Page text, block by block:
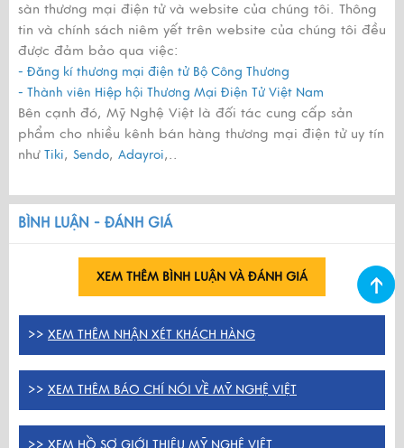
sàn thương mại điện tử và website của chúng tôi. Thông
tin và chính sách niêm yết trên website của chúng tôi đều
được đảm bảo qua việc:
- Đăng kí thương mại điện tử Bộ Công Thương
- Thành viên Hiệp hội Thương Mại Điện Tử Việt Nam
Bên cạnh đó, Mỹ Nghệ Việt là đối tác cung cấp sản
phẩm cho nhiều kênh bán hàng thương mại điện tử uy tín
như Tiki, Sendo, Adayroi,..
BÌNH LUẬN - ĐÁNH GIÁ
XEM THÊM BÌNH LUẬN VÀ ĐÁNH GIÁ
>> XEM THÊM NHẬN XÉT KHÁCH HÀNG
>> XEM THÊM BÁO CHÍ NÓI VỀ MỸ NGHỆ VIỆT